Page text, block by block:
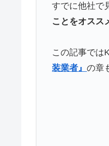
すでに他社で
ことをオスス
この記事では
装業者』の章